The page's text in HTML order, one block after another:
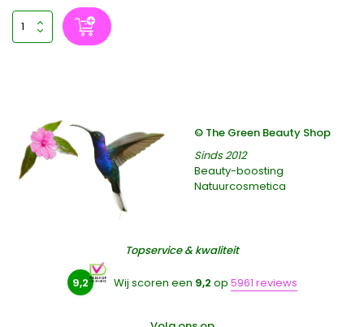
© The Green Beauty Shop
Sinds 2012
Beauty-boosting
Natuurcosmetica
Topservice & kwaliteit
9,2 Wij scoren een 9,2 op 5961 reviews